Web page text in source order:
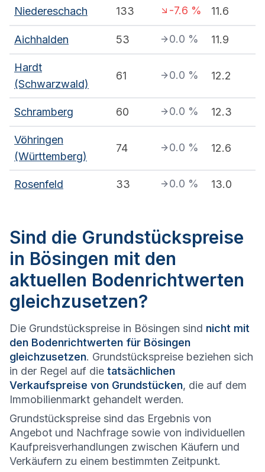
Niedereschach 133 -7.6 % 11.6
Aichhalden 53 0.0 % 11.9
Hardt
(Schwarzwald)
61 0.0 % 12.2
Schramberg 60 0.0 % 12.3
Vöhringen
(Württemberg)
74 0.0 % 12.6
Rosenfeld 33 0.0 % 13.0
Sind die Grundstückspreise
in Bösingen mit den
aktuellen Bodenrichtwerten
gleichzusetzen?
Die Grundstückspreise in Bösingen sind nicht mit
den Bodenrichtwerten für Bösingen
gleichzusetzen. Grundstückspreise beziehen sich
in der Regel auf die tatsächlichen
Verkaufspreise von Grundstücken, die auf dem
Immobilienmarkt gehandelt werden.
Grundstückspreise sind das Ergebnis von
Angebot und Nachfrage sowie von individuellen
Kaufpreisverhandlungen zwischen Käufern und
Verkäufern zu einem bestimmten Zeitpunkt.